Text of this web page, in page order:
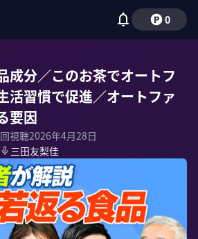
0
成分／このお茶でオートフ
活習慣で促進／オートファ
要因
回視聴2026年4月28日
三田友梨佳